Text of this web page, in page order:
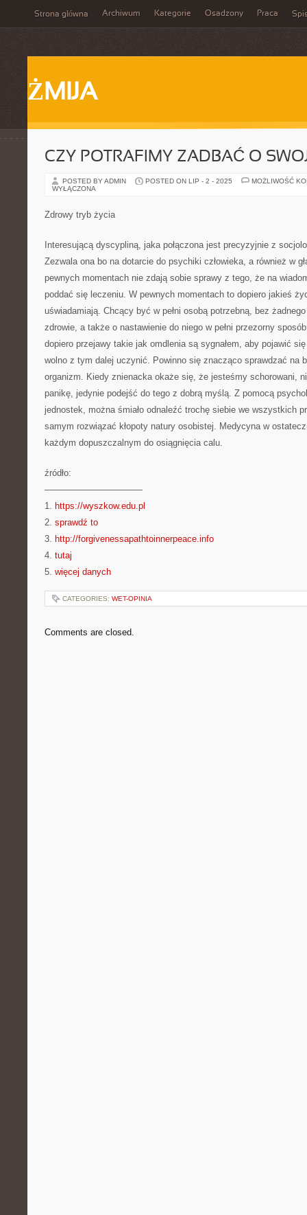
Strona główna Archiwum Kategorie Osadzony Praca
ŻMIJA
CZY POTRAFIMY ZADBAĆ O
POSTED BY ADMIN POSTED ON LIP - 2 - 2025
MOŻLIWOŚĆ
WYŁĄCZONA
Zdrowy tryb życia
Interesującą dyscypliną, jaka połączona jest precyzyjnie z
Zezwala ona bo na dotarcie do psychiki człowieka, a również w
pewnych momentach nie zdają sobie sprawy z tego, że na
poddać się leczeniu. W pewnych momentach to dopiero jakieś
uświadamiają. Chcący być w pełni osobą potrzebną, bez
zdrowie, a także o nastawienie do niego w pełni przezorny
dopiero przejawy takie jak omdlenia są sygnałem, aby pojawić
wolno z tym dalej uczynić. Powinno się znacząco sprawdzać na
organizm. Kiedy znienacka okaże się, że jesteśmy schorowani,
panikę, jedynie podejść do tego z dobrą myślą. Z pomocą
jednostek, można śmiało odnaleźć trochę siebie we wszystkich
samym rozwiązać kłopoty natury osobistej. Medycyna w
każdym dopuszczalnym do osiągnięcia calu.
źródło:
———————————
1. https://wyszkow.edu.pl
2. sprawdź to
3. http://forgivenessapathtoinnerpeace.info
4. tutaj
5. więcej danych
CATEGORIES: WET-OPINIA
Comments are closed.